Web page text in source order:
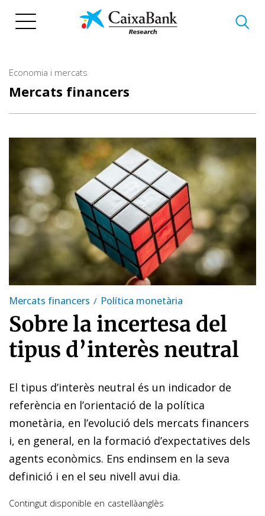
Economia i mercats
Mercats financers
Mercats financers Política monetària
Sobre la incertesa del
tipus d’interès neutral
El tipus d’interès neutral és un indicador de
referència en l’orientació de la política
monetària, en l’evolució dels mercats financers
i, en general, en la formació d’expectatives dels
agents econòmics. Ens endinsem en la seva
definició i en el seu nivell avui dia.
Contingut disponible en castellàanglès